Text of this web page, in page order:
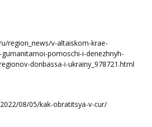
region_news/v-altaiskom-krae-
pomoschi-i-denezhnyh-
donbassa-i-ukrainy_978721.html
08/05/kak-obratitsya-v-cur/